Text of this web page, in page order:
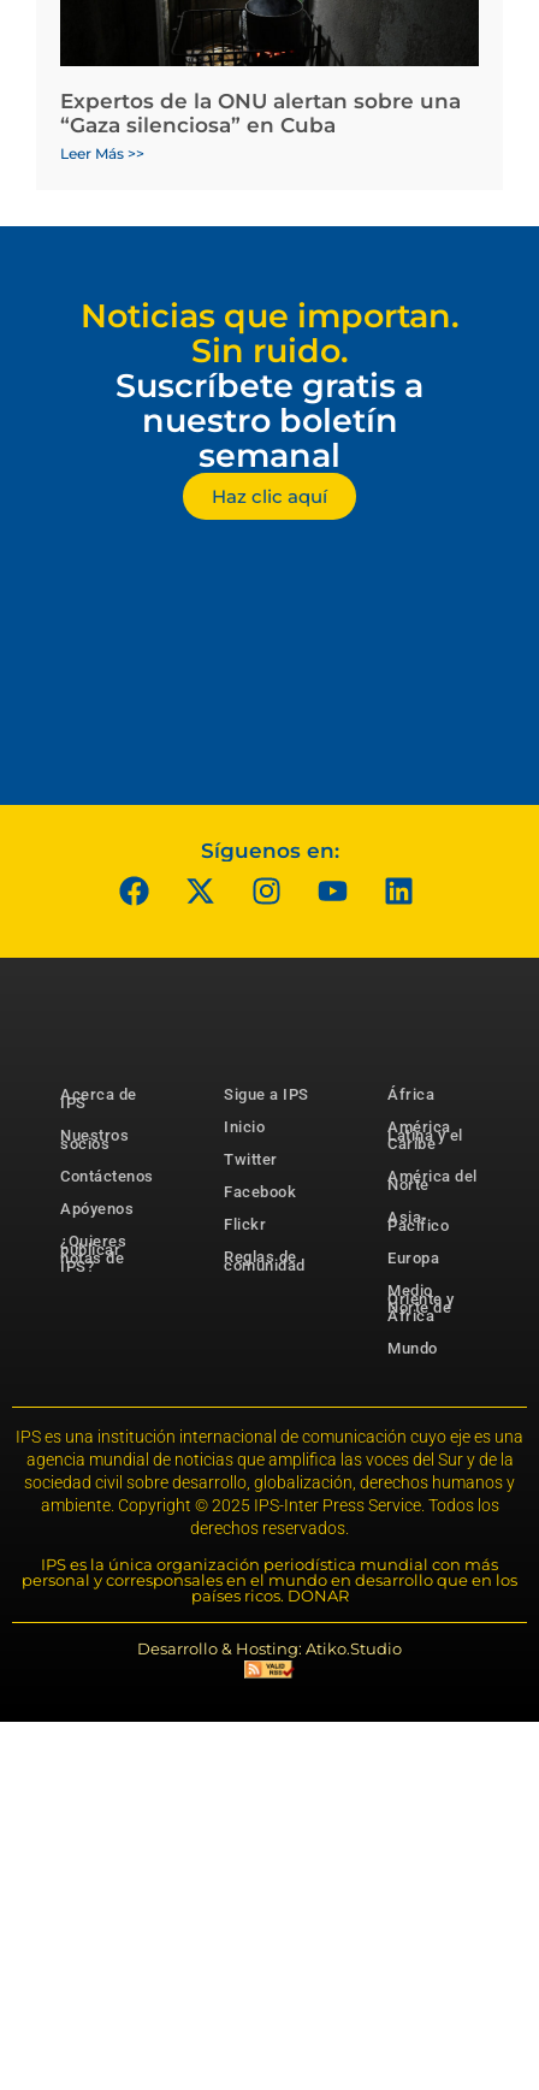
Expertos de la ONU alertan sobre una
“Gaza silenciosa” en Cuba
Leer Más >>
Noticias que importan.
Sin ruido.
Suscríbete gratis a
nuestro boletín
semanal
Haz clic aquí
Síguenos en:
Acerca de
IPS
Nuestros
socios
Contáctenos
Apóyenos
¿Quieres
publicar
notas de
IPS?
Sigue a IPS
Inicio
Twitter
Facebook
Flickr
Reglas de
comunidad
África
América
Latina y el
Caribe
América del
Norte
Asia-
Pacífico
Europa
Medio
Oriente y
Norte de
África
Mundo
IPS es una institución internacional de comunicación cuyo eje es una
agencia mundial de noticias que amplifica las voces del Sur y de la
sociedad civil sobre desarrollo, globalización, derechos humanos y
ambiente. Copyright © 2025 IPS-Inter Press Service. Todos los
derechos reservados.
IPS es la única organización periodística mundial con más
personal y corresponsales en el mundo en desarrollo que en los
países ricos. DONAR
Desarrollo & Hosting: Atiko.Studio